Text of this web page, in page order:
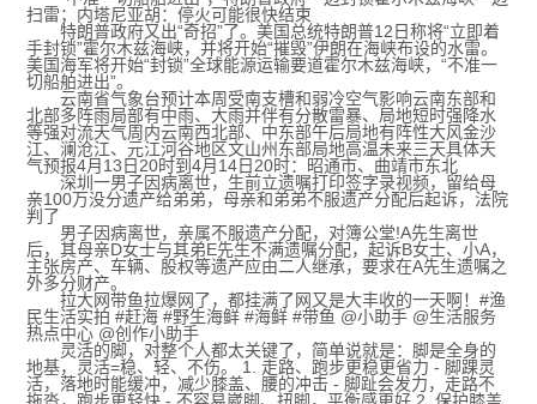
扫雷；内塔尼亚胡：停火可能很快结束
特朗普政府又出“奇招”了。美国总统特朗普12日称将“立即着
手封锁”霍尔木兹海峡，并将开始“摧毁”伊朗在海峡布设的水雷。
美国海军将开始“封锁”全球能源运输要道霍尔木兹海峡，“不准一
切船舶进出”。
云南省气象台预计本周受南支槽和弱冷空气影响云南东部和
北部多阵雨局部有中雨、大雨并伴有分散雷暴、局地短时强降水
等强对流天气周内云南西北部、中东部午后局地有阵性大风金沙
江、澜沧江、元江河谷地区文山州东部局地高温未来三天具体天
气预报4月13日20时到4月14日20时：昭通市、曲靖市东北
深圳一男子因病离世，生前立遗嘱打印签字录视频，留给母
亲100万没分遗产给弟弟，母亲和弟弟不服遗产分配后起诉，法院
判了
男子因病离世，亲属不服遗产分配，对簿公堂!A先生离世
后，其母亲D女士与其弟E先生不满遗嘱分配，起诉B女士、小A，
主张房产、车辆、股权等遗产应由二人继承，要求在A先生遗嘱之
外多分财产。
拉大网带鱼拉爆网了，都挂满了网又是大丰收的一天啊！#渔
民生活实拍 #赶海 #野生海鲜 #海鲜 #带鱼 @小助手 @生活服务
热点中心 @创作小助手
灵活的脚，对整个人都太关键了，简单说就是：脚是全身的
地基，灵活=稳、轻、不伤。 1. 走路、跑步更稳更省力 - 脚踝灵
活，落地时能缓冲，减少膝盖、腰的冲击 - 脚趾会发力，走路不